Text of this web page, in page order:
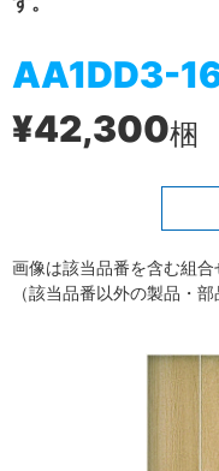
AA1DD3-
¥42,300梱
画像は該当品番を含む組合
（該当品番以外の製品・